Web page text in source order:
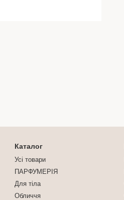
Каталог
Усі товари
ПАРФУМЕРІЯ
Для тіла
Обличчя